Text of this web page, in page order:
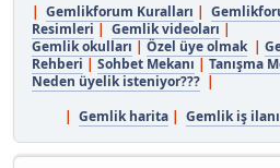
| Gemlikforum Kuralları |
Resimleri | Gemlik videoları |
Gemlik okulları | Özel üye olmak|
Rehberi | Sohbet Mekanı | Tanışma
Neden üyelik isteniyor??? |
| Gemlik harita | Gemlik iş ilanı